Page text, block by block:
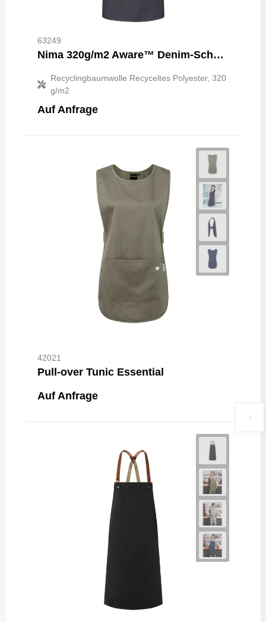
63249
Nima 320g/m2 Aware™ Denim-Schürze
Recyclingbaumwolle Recyceltes Polyester, 320
g/m2
Auf Anfrage
42021
Pull-over Tunic Essential
Auf Anfrage